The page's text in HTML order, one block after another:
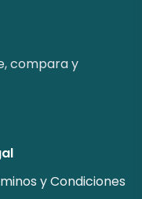
compara y
y Condiciones